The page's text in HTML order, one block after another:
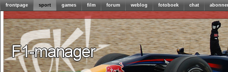
frontpage sport games film forum weblog fotoboek chat